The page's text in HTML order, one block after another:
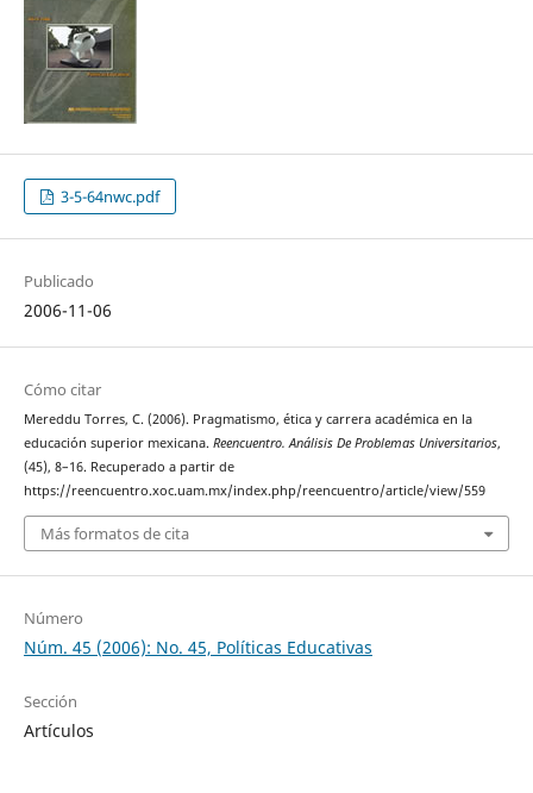
3-5-64nwc.pdf
Publicado
2006-11-06
Cómo citar
Mereddu Torres, C. (2006). Pragmatismo, ética y carrera académica en la
educación superior mexicana. Reencuentro. Análisis De Problemas Universitarios,
(45), 8–16. Recuperado a partir de
https://reencuentro.xoc.uam.mx/index.php/reencuentro/article/view/559
Más formatos de cita
Número
Núm. 45 (2006): No. 45, Políticas Educativas
Sección
Artículos